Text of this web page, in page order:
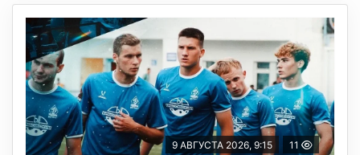
9 АВГУСТА 2026, 9:15 11